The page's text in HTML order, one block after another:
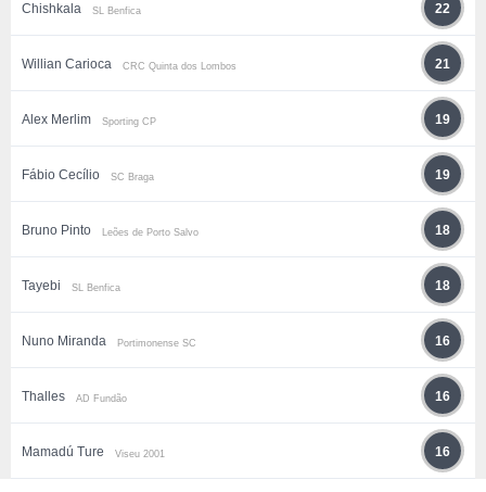
Chishkala SL Benfica 22
Willian Carioca CRC Quinta dos Lombos 21
Alex Merlim Sporting CP 19
Fábio Cecílio SC Braga 19
Bruno Pinto Leões de Porto Salvo 18
Tayebi SL Benfica 18
Nuno Miranda Portimonense SC 16
Thalles AD Fundão 16
Mamadú Ture Viseu 2001 16